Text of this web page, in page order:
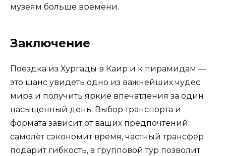
музеям больше времени.
Заключение
Поездка из Хургады в Каир и к пирамидам —
это шанс увидеть одно из важнейших чудес
мира и получить яркие впечатления за один
насыщенный день. Выбор транспорта и
формата зависит от ваших предпочтений:
самолёт сэкономит время, частный трансфер
подарит гибкость, а групповой тур позволит